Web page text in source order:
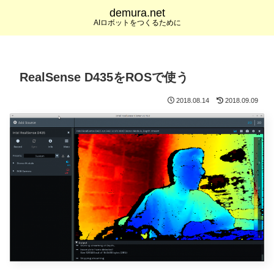
demura.net
AIロボットをつくるために
RealSense D435をROSで使う
2018.08.14 2018.09.09